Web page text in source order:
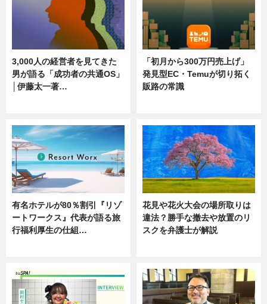
3,000人の経営者を見てきた
男が語る「成功者の共通OS」
│伊藤太一著…
「初月から300万円売上げ」
発見型EC・Temuが切り拓く
販路の常識
有名ホテルが80％割引『リゾ
ートワークス』代表が語る旅
行福利厚生の仕組…
花見や花火大会の場所取りは
違法？勝手な撤去や放置のリ
スクを弁護士が解説